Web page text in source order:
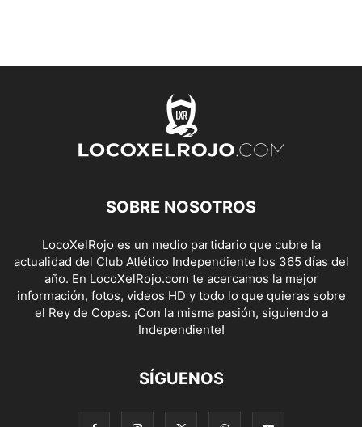
SOBRE NOSOTROS
LocoXelRojo es un medio partidario que cubre la
actualidad del Club Atlético Independiente los 365 días del
año. En LocoXelRojo.com te acercamos la mejor
información, fotos, videos HD y todo lo que quieras sobre
el Rey de Copas. ¡Con la misma pasión, siguiendo a
Independiente!
SÍGUENOS